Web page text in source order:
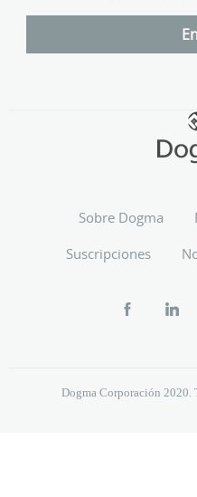
Sobre Dogma
Suscripciones
Dogma Corporación 2020.